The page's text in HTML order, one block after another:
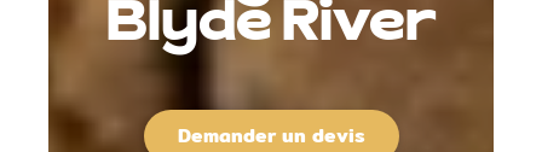
Blyde River
Demander un devis